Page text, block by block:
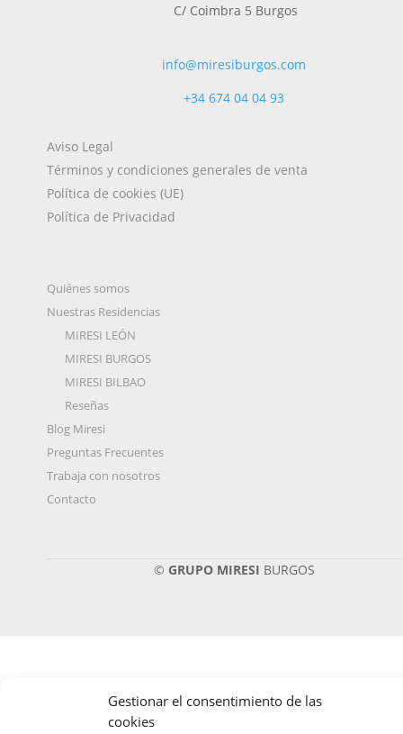
Gestionar el consentimiento de las
cookies
C/ Coimbra 5 Burgos
info@miresiburgos.com
+34 674 04 04 93
Aviso Legal
Términos y condiciones generales de venta
Política de cookies (UE)
Política de Privacidad
Quiénes somos
Nuestras Residencias
MIRESI LEÓN
MIRESI BURGOS
MIRESI BILBAO
Reseñas
Blog Miresi
Preguntas Frecuentes
Trabaja con nosotros
Contacto
© GRUPO MIRESI BURGOS